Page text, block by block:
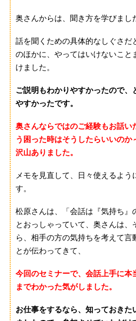
奥さんからは、聞き方を学びまし
話を聞くための具体的なしぐさだ
のほかに、やってはいけないこと
けました。
ご説明もわかりやすかったので、
やすかったです。
奥さんならではのご経験もお話い
う困った時はそうしたらいいのか
沢山ありました。
メモを見直して、日々使えるよう
す。
松原さんは、「会話は『気持ち』
とおっしゃっていて、奥さんは、
ら、相手の方の気持ちを考えて言
とが伝わってきて、
今回のセミナーで、会話上手に本
までわかった気がしました。
お仕事をするなら、知っておきた